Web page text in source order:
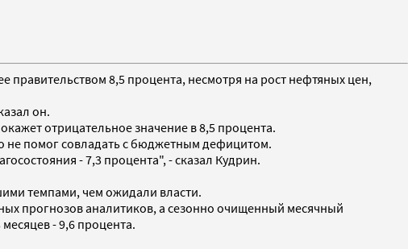
правительством 8,5 процента, несмотря на рост нефтяных цен,
он.
отрицательное значение в 8,5 процента.
не помог совладать с бюджетным дефицитом.
- 7,3 процента", - сказал Кудрин.
темпами, чем ожидали власти.
прогнозов аналитиков, а сезонно очищенный месячный
- 9,6 процента.